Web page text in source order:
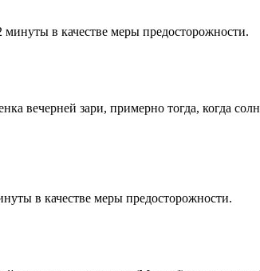
в качестве меры предосторожности.
вечерней зари, примерно тогда, когда
в качестве меры предосторожности.